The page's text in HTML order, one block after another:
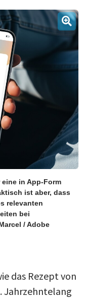
in App-Form
ist aber, dass
relevanten
bei
/ Adobe
das Rezept von
Jahrzehntelang